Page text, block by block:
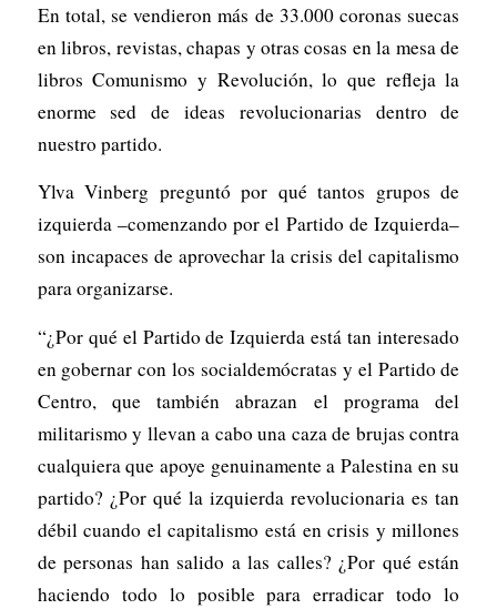
En total, se vendieron más de 33.000 coronas suecas
en libros, revistas, chapas y otras cosas en la mesa de
libros Comunismo y Revolución, lo que refleja la
enorme sed de ideas revolucionarias dentro de
nuestro partido.
Ylva Vinberg preguntó por qué tantos grupos de
izquierda –comenzando por el Partido de Izquierda–
son incapaces de aprovechar la crisis del capitalismo
para organizarse.
“¿Por qué el Partido de Izquierda está tan interesado
en gobernar con los socialdemócratas y el Partido de
Centro, que también abrazan el programa del
militarismo y llevan a cabo una caza de brujas contra
cualquiera que apoye genuinamente a Palestina en su
partido? ¿Por qué la izquierda revolucionaria es tan
débil cuando el capitalismo está en crisis y millones
de personas han salido a las calles? ¿Por qué están
haciendo todo lo posible para erradicar todo lo